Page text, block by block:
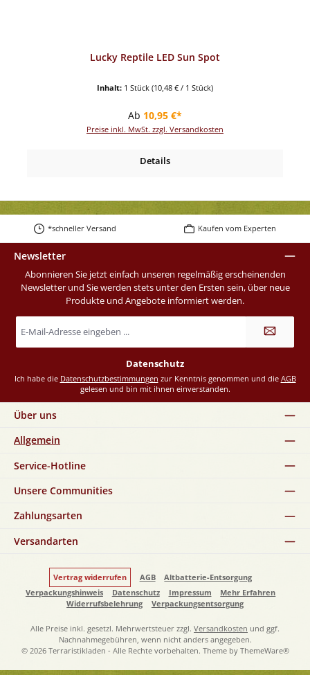
Lucky Reptile LED Sun Spot
Inhalt: 1 Stück (10,48 € / 1 Stück)
Regulärer Preis:
Ab 10,95 €*
Preise inkl. MwSt. zzgl. Versandkosten
Details
*schneller Versand Kaufen vom Experten
Newsletter
Abonnieren Sie jetzt einfach unseren regelmäßig erscheinenden
Newsletter und Sie werden stets unter den Ersten sein, über neue
Produkte und Angebote informiert werden.
E-
Mail-
Datenschutz
Ich habe die Datenschutzbestimmungen zur Kenntnis genommen und die AGB
gelesen und bin mit ihnen einverstanden.
Über uns
Allgemein
Service-Hotline
Unsere Communities
Zahlungsarten
Versandarten
Vertrag widerrufen AGB
Altbatterie-Entsorgung
Verpackungshinweis
Datenschutz Impressum
Mehr Erfahren
Widerrufsbelehrung
Verpackungsentsorgung
Alle Preise inkl. gesetzl. Mehrwertsteuer zzgl. Versandkosten und ggf.
Nachnahmegebühren, wenn nicht anders angegeben.
© 2026 Terraristikladen - Alle Rechte vorbehalten. Theme by ThemeWare®